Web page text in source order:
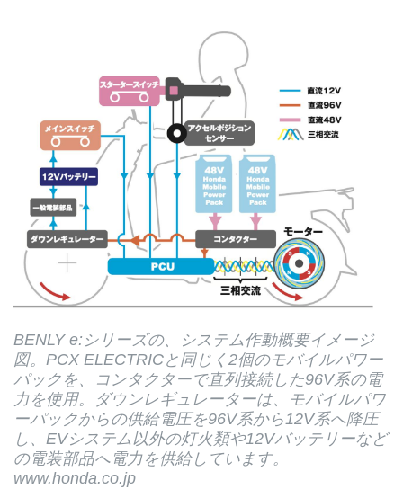
BENLY e:シリーズの、システム作動概要イメージ
図。PCX ELECTRICと同じく2個のモバイルパワー
パックを、コンタクターで直列接続した96V系の電
力を使用。ダウンレギュレーターは、モバイルパワ
ーパックからの供給電圧を96V系から12V系へ降圧
し、EVシステム以外の灯火類や12Vバッテリーなど
の電装部品へ電力を供給しています。
www.honda.co.jp